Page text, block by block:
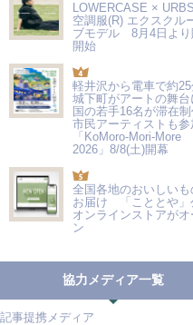
LOWERCASE ×
空調服(R) エクスクル
ブモデル 8月4日より
開始
軽井沢から電車で約
城下町がアートの舞台
国の若手16名が滞在制
市民アーティストも参
「KoMoro-Mori-More
2026」8/8(土)開幕
全国各地のおいしいも
お届け 「こととや」
オンラインストアがオ
ン
協力メディア一覧
記事提携メディア